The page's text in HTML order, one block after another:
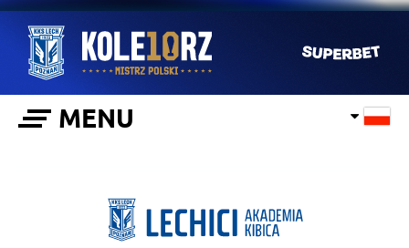
MENU